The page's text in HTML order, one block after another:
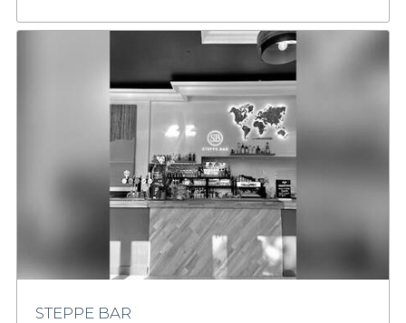
STEPPE BAR